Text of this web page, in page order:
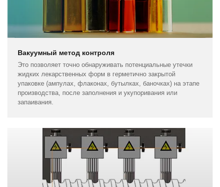
Вакуумный метод контроля
Это позволяет точно обнаруживать потенциальные утечки
жидких лекарственных форм в герметично закрытой
упаковке (ампулах, флаконах, бутылках, баночках) на этапе
производства, после заполнения и укупоривания или
запаивания.